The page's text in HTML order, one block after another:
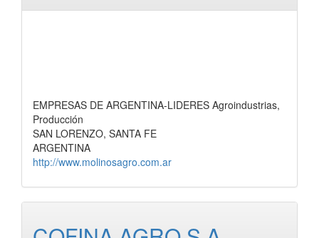
EMPRESAS DE ARGENTINA-LIDERES Agroindustrias,
Producción
SAN LORENZO, SANTA FE
ARGENTINA
http://www.molinosagro.com.ar